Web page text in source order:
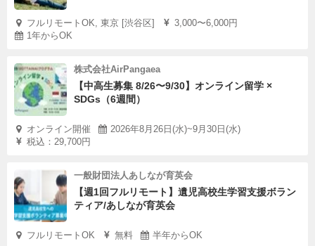
フルリモートOK, 東京 [渋谷区]
3,000〜6,000円
1年からOK
株式会社AirPangaea
【中高生募集 8/26〜9/30】オンライン留学 ×
SDGs（6週間）
オンライン開催
2026年8月26日(水)~9月30日(水)
税込：29,700円
一般財団法人あしなが育英会
【週1回フルリモート】遺児高校生学習支援ボラン
ティア/あしなが育英会
フルリモートOK 無料 半年からOK